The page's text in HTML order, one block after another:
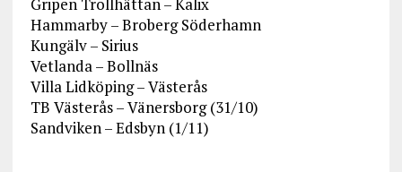
Hammarby – Broberg Söderhamn
Kungälv – Sirius
Vetlanda – Bollnäs
Villa Lidköping – Västerås
TB Västerås – Vänersborg (31/10)
Sandviken – Edsbyn (1/11)